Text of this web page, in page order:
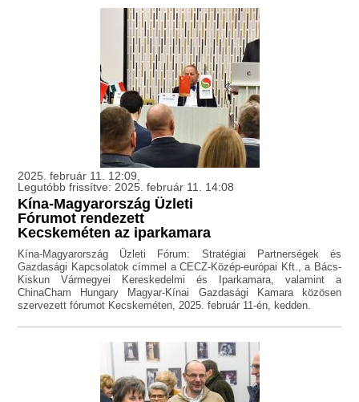
2025. február 11. 12:09,
Legutóbb frissítve: 2025. február 11. 14:08
Kína-Magyarország Üzleti
Fórumot rendezett
Kecskeméten az iparkamara
Kína-Magyarország Üzleti Fórum: Stratégiai Partnerségek és
Gazdasági Kapcsolatok címmel a CECZ-Közép-európai Kft., a Bács-
Kiskun Vármegyei Kereskedelmi és Iparkamara, valamint a
ChinaCham Hungary Magyar-Kínai Gazdasági Kamara közösen
szervezett fórumot Kecskeméten, 2025. február 11-én, kedden.